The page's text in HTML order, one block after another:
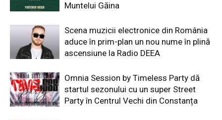
Muntelui Găina
Scena muzicii electronice din România
aduce în prim-plan un nou nume în plină
ascensiune la Radio DEEA
Omnia Session by Timeless Party dă
startul sezonului cu un super Street
Party în Centrul Vechi din Constanța